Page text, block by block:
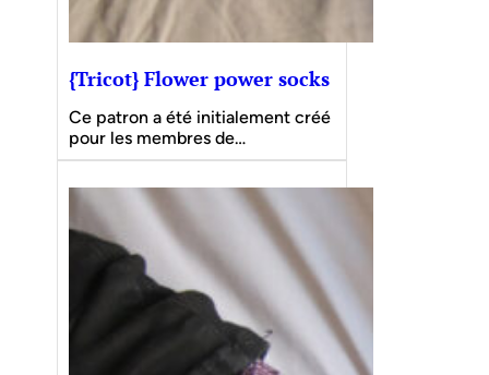
{Tricot} Flower power socks
Ce patron a été initialement créé
pour les membres de…